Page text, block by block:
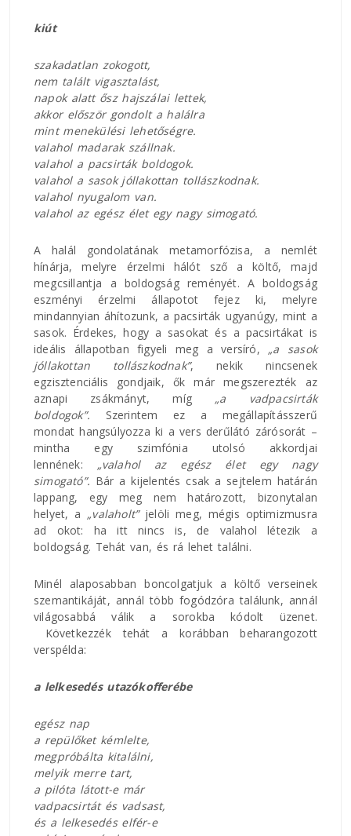
kiút
szakadatlan zokogott,
nem talált vigasztalást,
napok alatt ősz hajszálai lettek,
akkor először gondolt a halálra
mint menekülési lehetőségre.
valahol madarak szállnak.
valahol a pacsirták boldogok.
valahol a sasok jóllakottan tollászkodnak.
valahol nyugalom van.
valahol az egész élet egy nagy simogató.
A halál gondolatának metamorfózisa, a nemlét
hínárja, melyre érzelmi hálót sző a költő, majd
megcsillantja a boldogság reményét. A boldogság
eszményi érzelmi állapotot fejez ki, melyre
mindannyian áhítozunk, a pacsirták ugyanúgy, mint a
sasok. Érdekes, hogy a sasokat és a pacsirtákat is
ideális állapotban figyeli meg a versíró, „a sasok
jóllakottan tollászkodnak”, nekik nincsenek
egzisztenciális gondjaik, ők már megszerezték az
aznapi zsákmányt, míg „a vadpacsirták
boldogok”. Szerintem ez a megállapításszerű
mondat hangsúlyozza ki a vers derűlátó zárósorát –
mintha egy szimfónia utolsó akkordjai
lennének: „valahol az egész élet egy nagy
simogató”. Bár a kijelentés csak a sejtelem határán
lappang, egy meg nem határozott, bizonytalan
helyet, a „valaholt”jelöli meg, mégis optimizmusra
ad okot: ha itt nincs is, de valahol létezik a
boldogság. Tehát van, és rá lehet találni.
Minél alaposabban boncolgatjuk a költő verseinek
szemantikáját, annál több fogódzóra találunk, annál
világosabbá válik a sorokba kódolt üzenet.
Következzék tehát a korábban beharangozott
verspélda:
a lelkesedés utazókofferébe
egész nap
a repülőket kémlelte,
megpróbálta kitalálni,
melyik merre tart,
a pilóta látott-e már
vadpacsirtát és vadsast,
és a lelkesedés elfér-e